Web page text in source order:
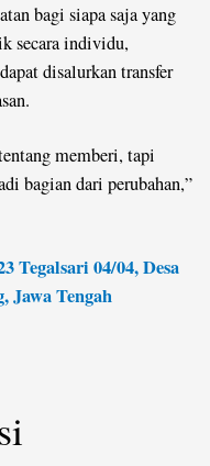
bagi siapa saja yang
secara individu,
disalurkan transfer
memberi, tapi
bagian dari perubahan,”
Tegalsari 04/04, Desa
Jawa Tengah